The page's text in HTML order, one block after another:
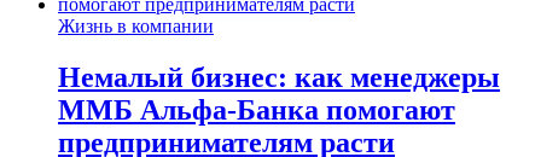
Жизнь в компании
Немалый бизнес: как менеджеры
ММБ Альфа-Банка помогают
предпринимателям расти